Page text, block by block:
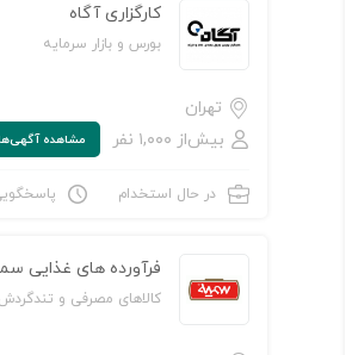
کارگزاری آگاه
بورس و بازار سرمایه
تهران
بیش‌از ۱,۰۰۰ نفر
مشاهده‌
در حال استخدام
فرآورده های غذایی
کالاهای مصرفی و